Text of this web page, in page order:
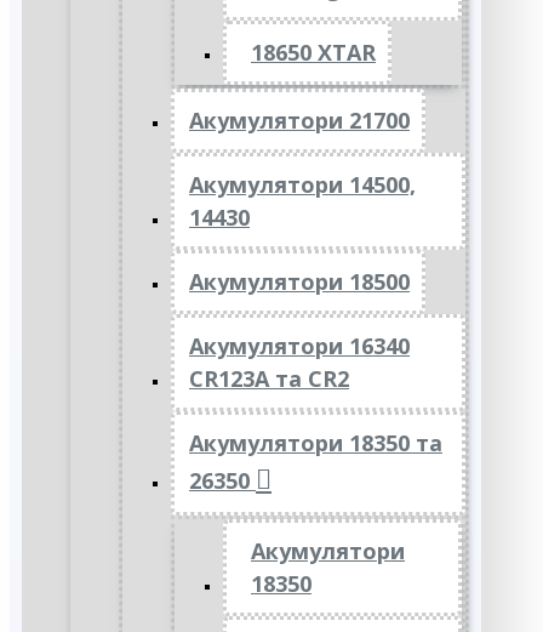
18650 XTAR
Акумулятори 21700
Акумулятори 14500,
14430
Акумулятори 18500
Акумулятори 16340
CR123A та CR2
Акумулятори 18350 та
26350
Акумулятори
18350